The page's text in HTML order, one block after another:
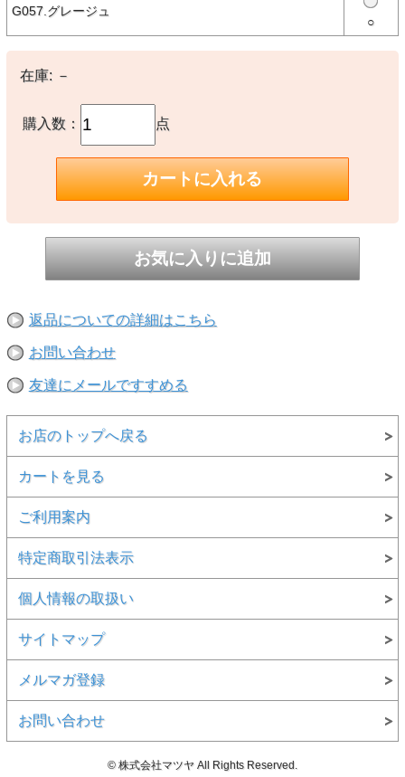
○本体：Nylon100%
○ライニング：Polyester100%
○中綿：Polyester100%
【生産国】
○中国製
【備考】
※撮影時の環境やご使用のPCモニター等の環境により実際の色味と
多少異なる場合があります。
生し、やむをえずご注文をキャンセルさせていただく場合がございま
す。完売や欠品の場合は大変ご迷惑をおかけしますが、予めご了承の
うえ注文いただきますようお願い申し上げます。
G057.グレージュ
○
在庫: －
購入数： 点
返品についての詳細はこちら
お問い合わせ
友達にメールですすめる
お店のトップへ戻る
カートを見る
ご利用案内
特定商取引法表示
個人情報の取扱い
サイトマップ
メルマガ登録
お問い合わせ
© 株式会社マツヤ All Rights Reserved.